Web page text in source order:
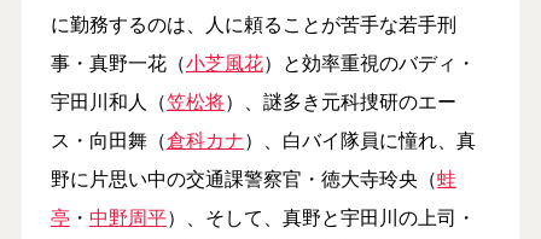
に勤務するのは、人に頼ることが苦手な若手刑
事・真野一花（小芝風花）と効率重視のバディ・
宇田川和人（笠松将）、謎多き元科捜研のエー
ス・向田舞（倉科カナ）、白バイ隊員に憧れ、真
野に片思い中の交通課警察官・徳大寺玲央（蛙
亭 ・ 中野周平）、そして、真野と宇田川の上司・